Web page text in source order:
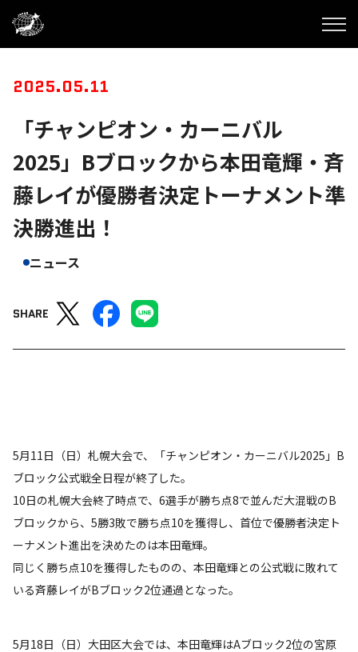
2025.05.11
「チャンピオン・カーニバル
2025」Bブロックから本田竜輝・斉
藤レイが優勝者決定トーナメント準
決勝進出！
ニュース
SHARE
5月11日（日）札幌大会で、「チャンピオン・カーニバル2025」B
ブロック公式戦全日程が終了した。
10日の札幌大会終了時点で、6選手が勝ち点8で並んだ大混戦のB
ブロックから、5勝3敗で勝ち点10を獲得し、首位で優勝者決定ト
ーナメント進出を決めたのは本田竜輝。
同じく勝ち点10を獲得したものの、本田竜輝との公式戦に敗れて
いる斉藤レイがBブロック2位通過となった。
5月18日（日）大田区大会では、本田竜輝はAブロック2位の宮原